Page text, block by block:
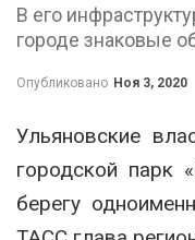
В его
городе знаковые
Опубликовано Ноя 3, 2020
Ульяновские
городской парк
берегу